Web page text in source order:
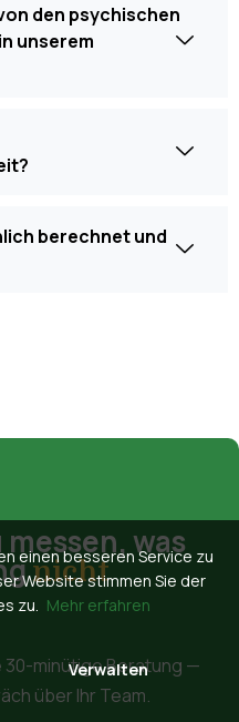
den psychischen
unserem
berechnet und
was
nicht
30-minütige Beratung —
über Ihr Team.
einen besseren Service zu
Website stimmen Sie der
zu. Mehr erfahren
Verwalten